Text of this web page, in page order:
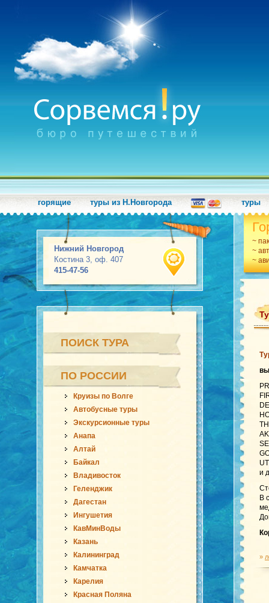
горящие туры из Н.Новгорода туры
Нижний Новгород
Костина 3, оф. 407
415-47-56
~
~
~
ПОИСК ТУРА
ПО РОССИИ
Круизы по Волге
Автобусные туры
Экскурсионные туры
Анапа
Алтай
Байкал
Владивосток
Геленджик
Дагестан
Ингушетия
КавМинВоды
Казань
Калининград
Камчатка
Карелия
Красная Поляна
и
В
»